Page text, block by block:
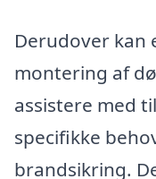
Derudover kan
montering af
assistere med
specifikke
brandsikring.